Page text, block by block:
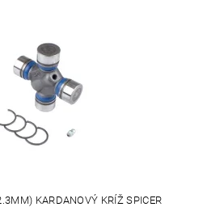
KARDANOVÝ KRÍŽ SPICER